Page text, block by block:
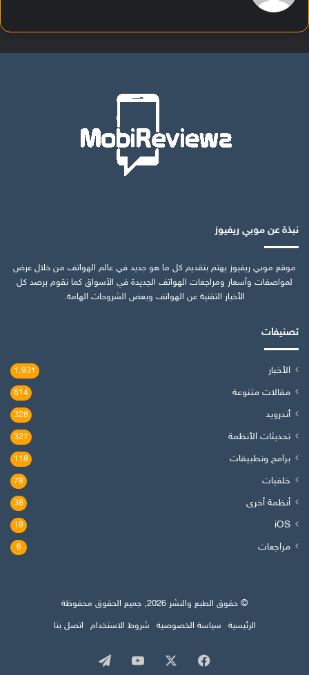
نبذة عن موبي ريفيوز
موقع موبي ريفيوز يهتم بتقديم كل ما هو جديد في عالم الهواتف من خلال عرض
لمواصفات وأسعار ومراجعات الهواتف الجديدة في الأسواق كما نقوم برصد كل
الأخبار التقنية عن الهواتف وبعض الشروحات الهامة.
تصنيفات
الأخبار 1٬931
مقالات متنوعة 614
أندرويد 328
تحديثات الأنظمة 327
برامج وتطبيقات 118
خلفيات 78
أنظمة أخرى 38
iOS
19
مراجعات 6
© حقوق الطبع والنشر 2026, جميع الحقوق محفوظة
الرئيسية
سياسة الخصوصية شروط الاستخدام اتصل بنا
فيسبوك ‫YouTube